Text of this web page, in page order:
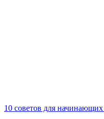
10 советов для